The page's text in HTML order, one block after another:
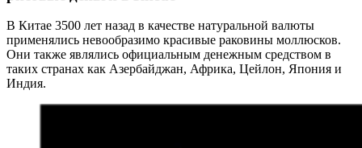
В Китае 3500 лет назад в качестве натуральной валюты
применялись невообразимо красивые раковины моллюсков.
Они также являлись официальным денежным средством в
таких странах как Азербайджан, Африка, Цейлон, Япония и
Индия.